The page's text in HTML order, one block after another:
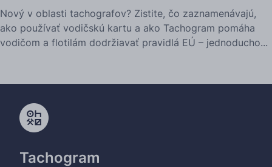
Nový v oblasti tachografov? Zistite, čo zaznamenávajú,
ako používať vodičskú kartu a ako Tachogram pomáha
vodičom a flotilám dodržiavať pravidlá EÚ – jednoducho...
Tachogram